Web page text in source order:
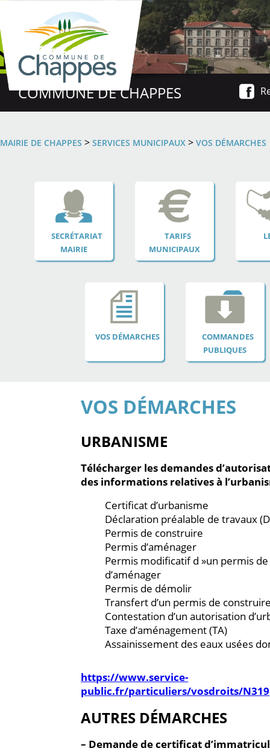
COMMUNE DE CHAPPES
MAIRIE DE CHAPPES > SERVICES MUNICIPAUX > VOS DÉMARCHES
SECRÉTARIAT
MAIRIE
TARIFS
MUNICIPAUX
VOS DÉMARCHES
COMMANDES
PUBLIQUES
VOS DÉMARCHES
URBANISME
Télécharger les demandes
des informations relatives à
Certificat d’urbanisme
Déclaration préalable de travaux
Permis de construire
Permis d’aménager
Permis modificatif d »un permis
d’aménager
Permis de démolir
Transfert d’un permis de
Contestation d’un autorisation
Taxe d’aménagement (TA)
Assainissement des eaux usées
https://www.service-
public.fr/particuliers/vosdroits/N319
AUTRES DÉMARCHES
– Demande de certificat